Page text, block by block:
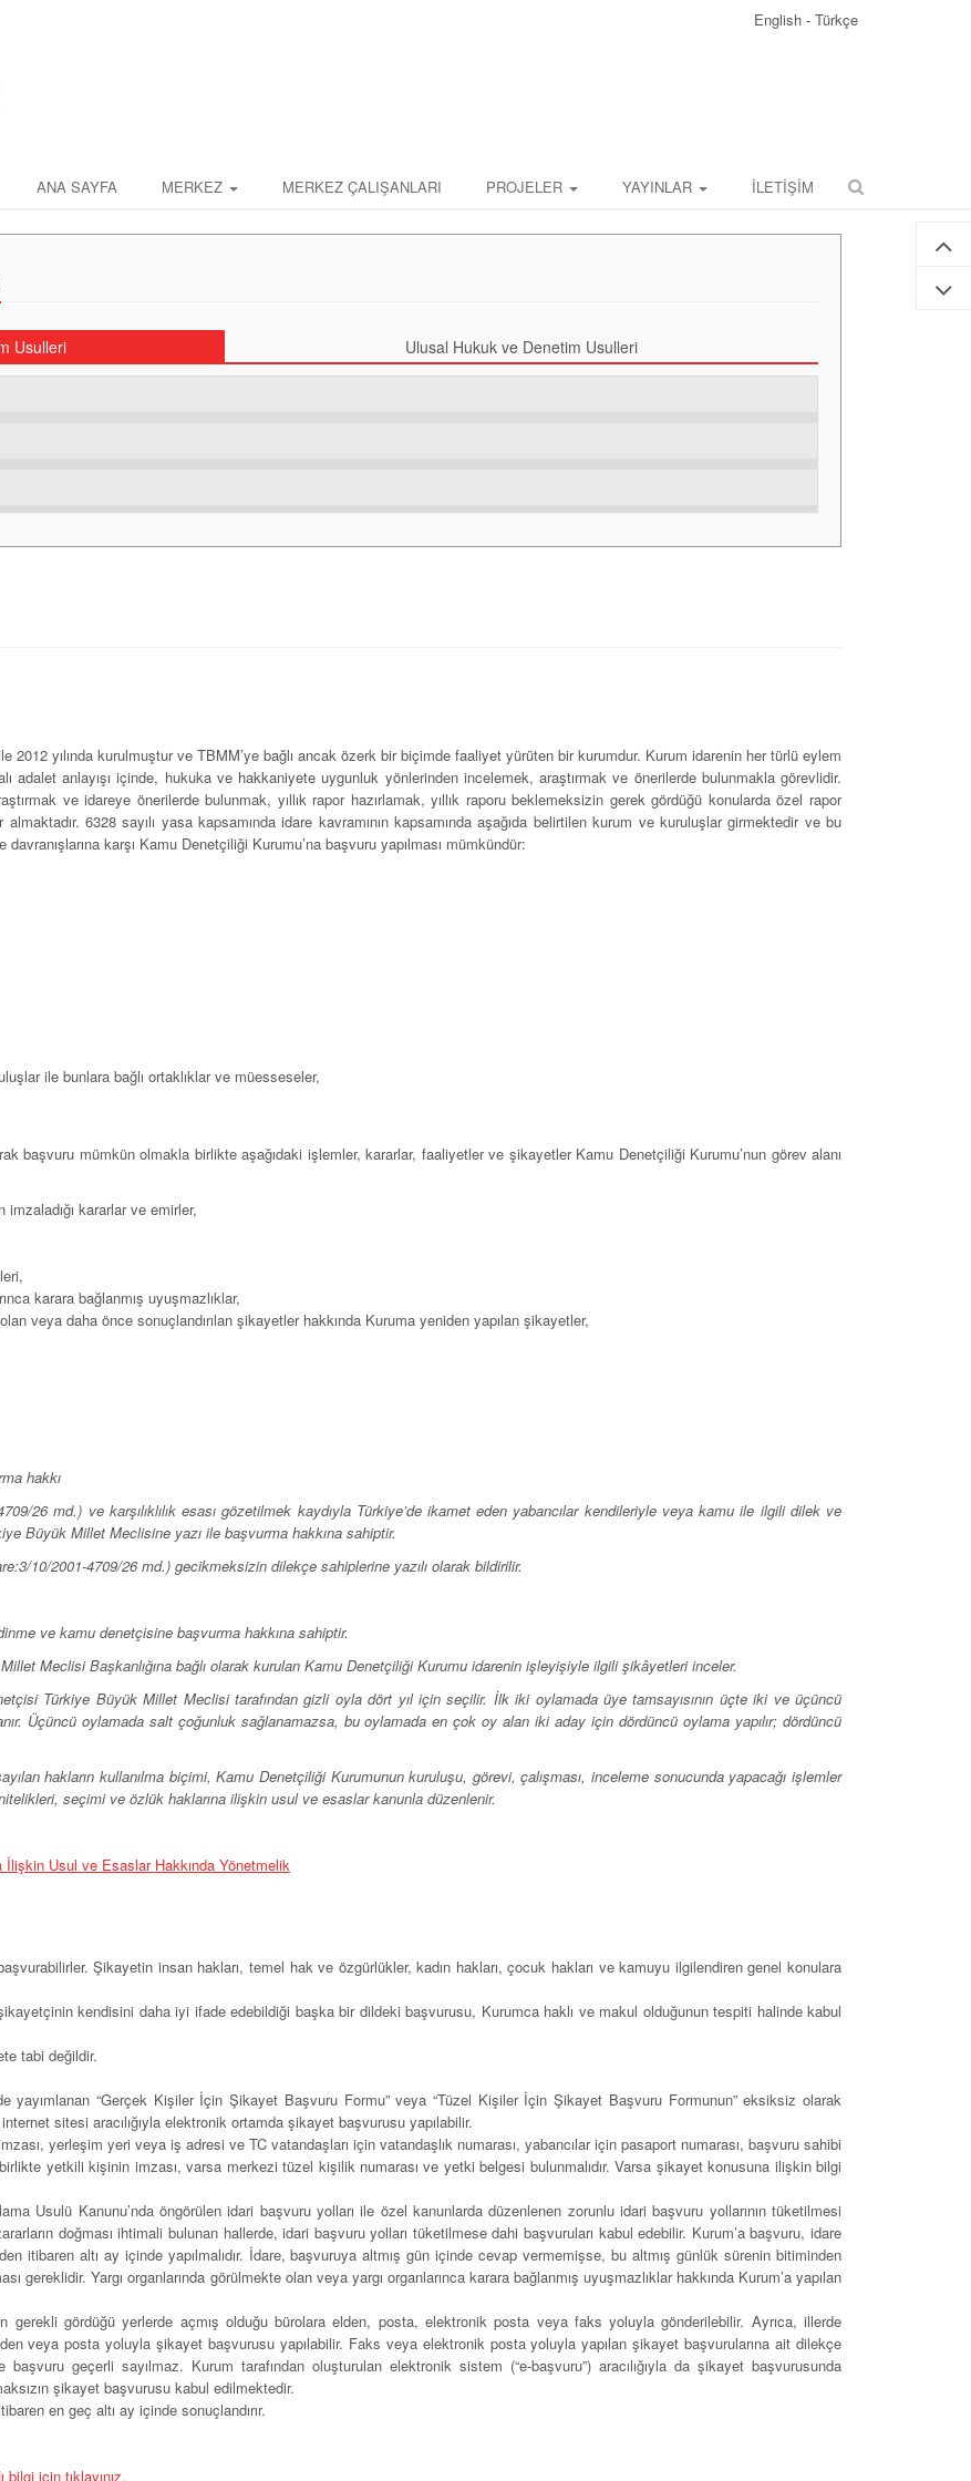
English - Türkçe
ANA SAYFA MERKEZ MERKEZ ÇALIŞANLARI PROJELER YAYINLAR İLETİŞİM
Usulleri Ulusal Hukuk ve Denetim Usulleri
2012 yılında kurulmuştur ve TBMM’ye bağlı ancak özerk bir biçimde faaliyet yürüten bir kurumdur. Kurum idarenin her türlü eylem
adalet anlayışı içinde, hukuka ve hakkaniyete uygunluk yönlerinden incelemek, araştırmak ve önerilerde bulunmakla görevlidir.
ve idareye önerilerde bulunmak, yıllık rapor hazırlamak, yıllık raporu beklemeksizin gerek gördüğü konularda özel rapor
6328 sayılı yasa kapsamında idare kavramının kapsamında aşağıda belirtilen kurum ve kuruluşlar girmektedir ve bu
karşı Kamu Denetçiliği Kurumu’na başvuru yapılması mümkündür:
ile bunlara bağlı ortaklıklar ve müesseseler,
başvuru mümkün olmakla birlikte aşağıdaki işlemler, kararlar, faaliyetler ve şikayetler Kamu Denetçiliği Kurumu’nun görev alanı
imzaladığı kararlar ve emirler,
karara bağlanmış uyuşmazlıklar,
veya daha önce sonuçlandırılan şikayetler hakkında Kuruma yeniden yapılan şikayetler,
hakkı
26 md.) ve karşılıklılık esası gözetilmek kaydıyla Türkiye’de ikamet eden yabancılar kendileriyle veya kamu ile ilgili dilek ve
Büyük Millet Meclisine yazı ile başvurma hakkına sahiptir.
10/2001-4709/26 md.) gecikmeksizin dilekçe sahiplerine yazılı olarak bildirilir.
ve kamu denetçisine başvurma hakkına sahiptir.
Meclisi Başkanlığına bağlı olarak kurulan Kamu Denetçiliği Kurumu idarenin işleyişiyle ilgili şikâyetleri inceler.
Türkiye Büyük Millet Meclisi tarafından gizli oyla dört yıl için seçilir. İlk iki oylamada üye tamsayısının üçte iki ve üçüncü
Üçüncü oylamada salt çoğunluk sağlanamazsa, bu oylamada en çok oy alan iki aday için dördüncü oylama yapılır; dördüncü
hakların kullanılma biçimi, Kamu Denetçiliği Kurumunun kuruluşu, görevi, çalışması, inceleme sonucunda yapacağı işlemler
seçimi ve özlük haklarına ilişkin usul ve esaslar kanunla düzenlenir.
İlişkin Usul ve Esaslar Hakkında Yönetmelik
Şikayetin insan hakları, temel hak ve özgürlükler, kadın hakları, çocuk hakları ve kamuyu ilgilendiren genel konulara
kendisini daha iyi ifade edebildiği başka bir dildeki başvurusu, Kurumca haklı ve makul olduğunun tespiti halinde kabul
tabi değildir.
yayımlanan “Gerçek Kişiler İçin Şikayet Başvuru Formu” veya “Tüzel Kişiler İçin Şikayet Başvuru Formunun” eksiksiz olarak
sitesi aracılığıyla elektronik ortamda şikayet başvurusu yapılabilir.
yerleşim yeri veya iş adresi ve TC vatandaşları için vatandaşlık numarası, yabancılar için pasaport numarası, başvuru sahibi
yetkili kişinin imzası, varsa merkezi tüzel kişilik numarası ve yetki belgesi bulunmalıdır. Varsa şikayet konusuna ilişkin bilgi
Usulü Kanunu’nda öngörülen idari başvuru yolları ile özel kanunlarda düzenlenen zorunlu idari başvuru yollarının tüketilmesi
doğması ihtimali bulunan hallerde, idari başvuru yolları tüketilmese dahi başvuruları kabul edebilir. Kurum’a başvuru, idare
itibaren altı ay içinde yapılmalıdır. İdare, başvuruya altmış gün içinde cevap vermemişse, bu altmış günlük sürenin bitiminden
gereklidir. Yargı organlarında görülmekte olan veya yargı organlarınca karara bağlanmış uyuşmazlıklar hakkında Kurum’a yapılan
gerekli gördüğü yerlerde açmış olduğu bürolara elden, posta, elektronik posta veya faks yoluyla gönderilebilir. Ayrıca, illerde
veya posta yoluyla şikayet başvurusu yapılabilir. Faks veya elektronik posta yoluyla yapılan şikayet başvurularına ait dilekçe
geçerli sayılmaz. Kurum tarafından oluşturulan elektronik sistem (“e-başvuru”) aracılığıyla da şikayet başvurusunda
şikayet başvurusu kabul edilmektedir.
en geç altı ay içinde sonuçlandırır.
için tıklayınız.